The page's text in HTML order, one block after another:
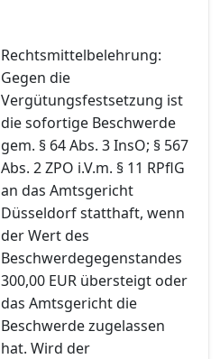
Rechtsmittelbelehrung:
Gegen die
Vergütungsfestsetzung ist
die sofortige Beschwerde
gem. § 64 Abs. 3 InsO; § 567
Abs. 2 ZPO i.V.m. § 11 RPflG
an das Amtsgericht
Düsseldorf statthaft, wenn
der Wert des
Beschwerdegegenstandes
300,00 EUR übersteigt oder
das Amtsgericht die
Beschwerde zugelassen
hat. Wird der